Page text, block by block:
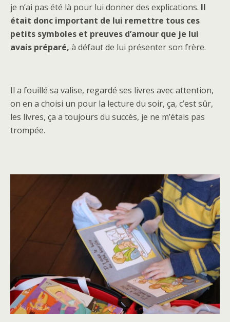
je n’ai pas été là pour lui donner des explications. Il
était donc important de lui remettre tous ces
petits symboles et preuves d’amour que je lui
avais préparé, à défaut de lui présenter son frère.
Il a fouillé sa valise, regardé ses livres avec attention,
on en a choisi un pour la lecture du soir, ça, c’est sûr,
les livres, ça a toujours du succès, je ne m’étais pas
trompée.